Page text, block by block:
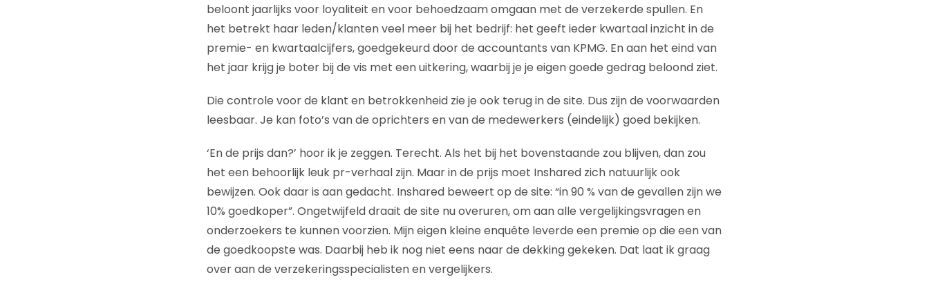
beloont jaarlijks voor loyaliteit en voor behoedzaam omgaan met de verzekerde spullen. En
het betrekt haar leden/klanten veel meer bij het bedrijf: het geeft ieder kwartaal inzicht in de
premie- en kwartaalcijfers, goedgekeurd door de accountants van KPMG. En aan het eind van
het jaar krijg je boter bij de vis met een uitkering, waarbij je je eigen goede gedrag beloond ziet.
Die controle voor de klant en betrokkenheid zie je ook terug in de site. Dus zijn de voorwaarden
leesbaar. Je kan foto’s van de oprichters en van de medewerkers (eindelijk) goed bekijken.
‘En de prijs dan?’ hoor ik je zeggen. Terecht. Als het bij het bovenstaande zou blijven, dan zou
het een behoorlijk leuk pr-verhaal zijn. Maar in de prijs moet Inshared zich natuurlijk ook
bewijzen. Ook daar is aan gedacht. Inshared beweert op de site: “in 90 % van de gevallen zijn we
10% goedkoper”. Ongetwijfeld draait de site nu overuren, om aan alle vergelijkingsvragen en
onderzoekers te kunnen voorzien. Mijn eigen kleine enquête leverde een premie op die een van
de goedkoopste was. Daarbij heb ik nog niet eens naar de dekking gekeken. Dat laat ik graag
over aan de verzekeringsspecialisten en vergelijkers.